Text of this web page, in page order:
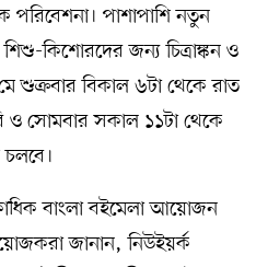
পরিবেশনা। পাশাপাশি নতুন
কিশোরদের জন্য চিত্রাঙ্কন ও
শুক্রবার বিকাল ৬টা থেকে রাত
ও সোমবার সকাল ১১টা থেকে
চলবে।
বাংলা বইমেলা আয়োজন
জানান, নিউইয়র্ক